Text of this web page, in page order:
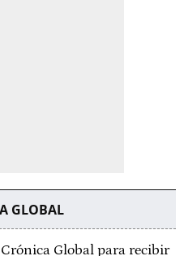
GLOBAL
Global para recibir